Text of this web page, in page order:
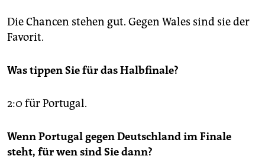
Die Chancen stehen gut. Gegen Wales sind sie der
Favorit.
Was tippen Sie für das Halbfinale?
2:0 für Portugal.
Wenn Portugal gegen Deutschland im Finale
steht, für wen sind Sie dann?